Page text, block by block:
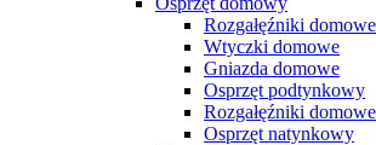
Rozgałęźniki domowe
Wtyczki domowe
Gniazda domowe
Osprzęt podtynkowy
Rozgałęźniki
Osprzęt natynkowy